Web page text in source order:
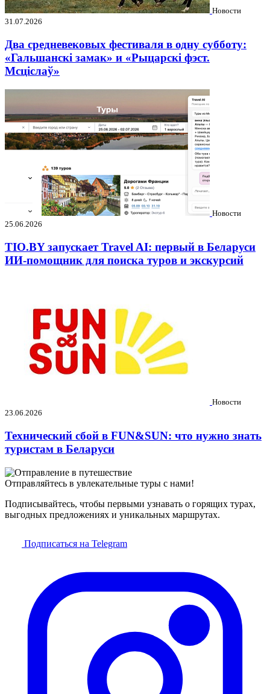
Новости
31.07.2026
Два средневековых фестиваля в одну субботу:
«Гальшанскі замак» и «Рыцарскі фэст.
Мсціслаў»
Новости
25.06.2026
TIO.BY запускает Travel AI: первый в Беларуси
ИИ-помощник для поиска туров и экскурсий
Новости
23.06.2026
Технический сбой в FUN&SUN: что нужно знать
туристам в Беларуси
Отправляйтесь в увлекательные туры с нами!
Подписывайтесь, чтобы первыми узнавать о горящих турах,
выгодных предложениях и уникальных маршрутах.
Подписаться на Telegram